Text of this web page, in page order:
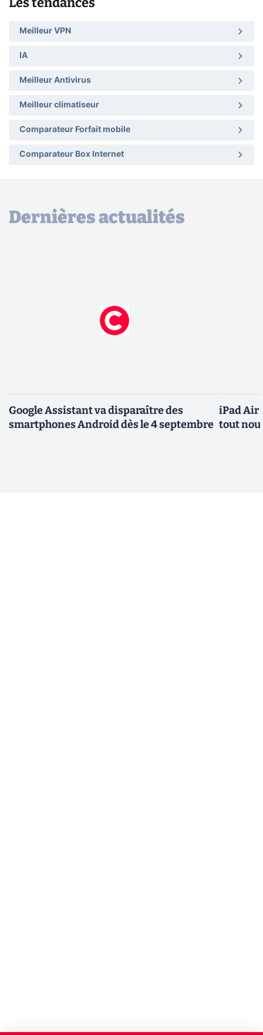
Meilleur VPN
IA
Meilleur Antivirus
Meilleur climatiseur
Comparateur Forfait mobile
Comparateur Box Internet
Dernières actualités
Google Assistant va disparaître des
smartphones Android dès le 4 septembre
iPad Air
tout